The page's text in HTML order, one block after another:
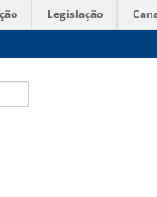
Legislação